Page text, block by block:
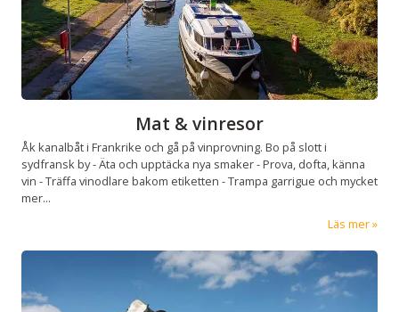
Mat & vinresor
Åk kanalbåt i Frankrike och gå på vinprovning. Bo på slott i
sydfransk by - Äta och upptäcka nya smaker - Prova, dofta, känna
vin - Träffa vinodlare bakom etiketten - Trampa garrigue och mycket
mer...
Läs mer